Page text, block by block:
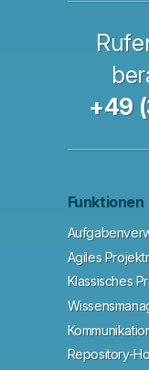
+49
Funktionen
Agiles
Klassisches
Repository-